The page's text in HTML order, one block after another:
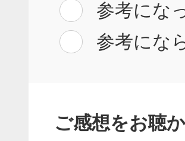
参考にな
参考にな
ご感想をお聴